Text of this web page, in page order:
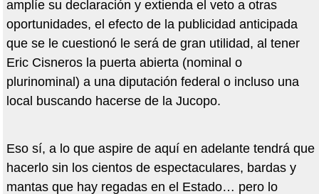
amplíe su declaración y extienda el veto a otras
oportunidades, el efecto de la publicidad anticipada
que se le cuestionó le será de gran utilidad, al tener
Eric Cisneros la puerta abierta (nominal o
plurinominal) a una diputación federal o incluso una
local buscando hacerse de la Jucopo.
Eso sí, a lo que aspire de aquí en adelante tendrá que
hacerlo sin los cientos de espectaculares, bardas y
mantas que hay regadas en el Estado… pero lo